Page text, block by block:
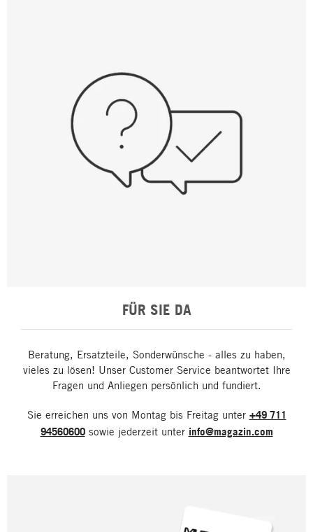
FÜR SIE DA
Beratung, Ersatzteile, Sonderwünsche - alles zu haben,
vieles zu lösen! Unser Customer Service beantwortet Ihre
Fragen und Anliegen persönlich und fundiert.
Sie erreichen uns von Montag bis Freitag unter +49 711
94560600sowie jederzeit unter info@magazin.com